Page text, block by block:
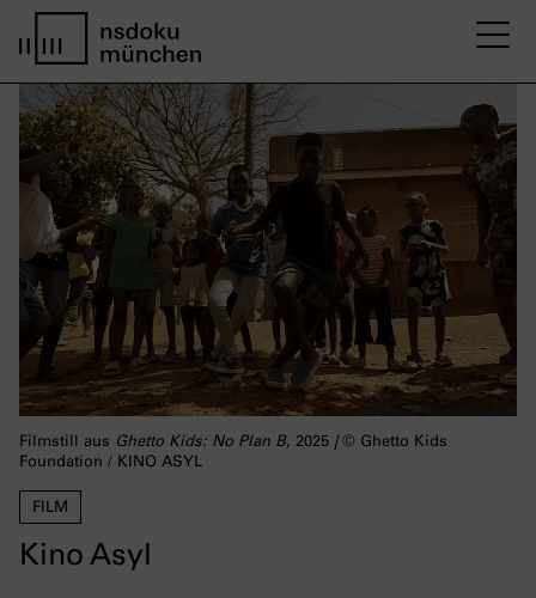
FILM
Kino Asyl
Filmstill aus Ghetto Kids: No Plan B, 2025 |© Ghetto Kids
Foundation / KINO ASYL